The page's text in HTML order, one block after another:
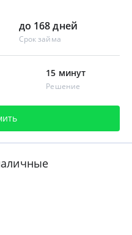
до 168 дней
Срок займа
15 минут
Решение